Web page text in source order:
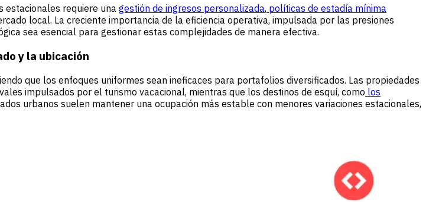
estacionales requiere una gestión de ingresos personalizada, políticas de estadía mínima
local. La creciente importancia de la eficiencia operativa, impulsada por las presiones
sea esencial para gestionar estas complejidades de manera efectiva.
y la ubicación
que los enfoques uniformes sean ineficaces para portafolios diversificados. Las propiedades
impulsados por el turismo vacacional, mientras que los destinos de esquí, como los
urbanos suelen mantener una ocupación más estable con menores variaciones estacionales,